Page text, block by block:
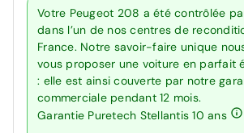
Votre Peugeot 208 a été contrôlée
dans l’un de nos centres de
France. Notre savoir-faire unique
vous proposer une voiture en parfait
: elle est ainsi couverte par notre
commerciale pendant 12 mois.
Garantie Puretech Stellantis 10 ans